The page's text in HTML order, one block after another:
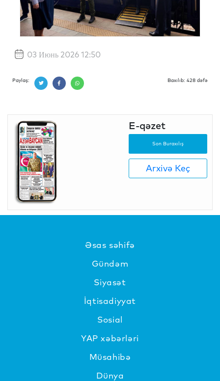
03 Июнь 2026 12:50
Paylaş: Baxılıb: 428 dəfə
E-qəzet
Son Buraxılış
Arxivə Keç
Əsas səhifə
Gündəm
Siyasət
İqtisadiyyat
Sosial
YAP xəbərləri
Müsahibə
Dünya